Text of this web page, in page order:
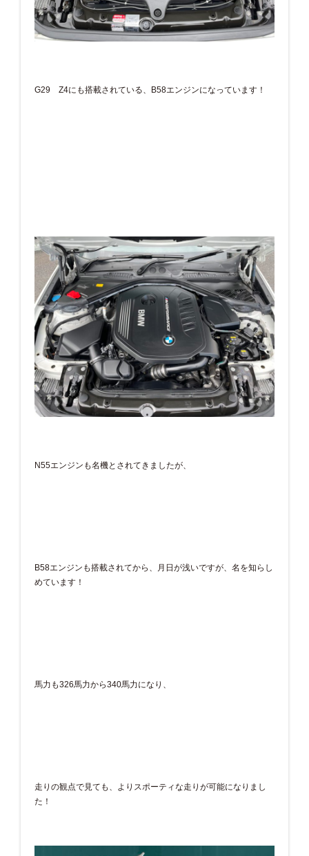
G29 Z4にも搭載されている、B58エンジンになっています！
N55エンジンも名機とされてきましたが、
B58エンジンも搭載されてから、月日が浅いですが、名を知らし
めています！
馬力も326馬力から340馬力になり、
走りの観点で見ても、よりスポーティな走りが可能になりまし
た！